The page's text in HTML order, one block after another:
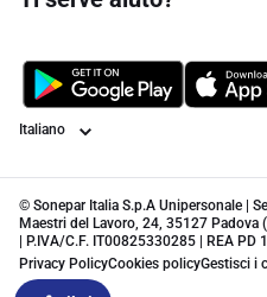
Lingua
© Sonepar Italia S.p.A Unipersonale |
Maestri del Lavoro, 24, 35127 Padova
| P.IVA/C.F. IT00825330285 | REA PD
Privacy PolicyCookies policyGestisci i